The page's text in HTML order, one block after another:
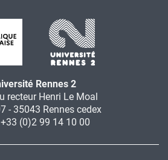
Rennes 2
recteur Henri Le Moal
- 35043 Rennes cedex
(0)2 99 14 10 00